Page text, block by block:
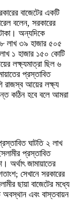
বাজেটের একটি
বলেন, সরকারের
অন্যদিকে
৮ লাখ ৩৯ হাজার ৫০৫
১ হাজার ১৫০ কোটি
লক্ষ্যমাত্রা ছিল ৬
প্রস্তাবিত
রাজস্ব আয়ের লক্ষ্য
কঠিন হবে বলে আমরা
ঘাটতি ২ লাখ
প্রস্তাবিত
অর্থাৎ জামায়াতের
সেখানে সরকারের
ছায়া বাজেটের মধ্যে
অবস্থান এবং বাস্তবায়ন